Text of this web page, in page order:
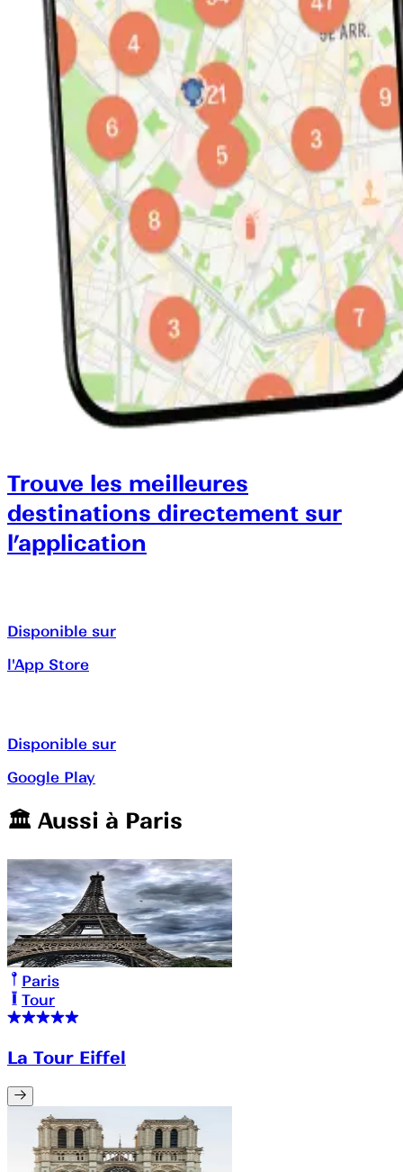
Trouve les meilleures
destinations directement sur
l’application
Disponible sur
l'App Store
Disponible sur
Google Play
🏛️️ Aussi à Paris
Paris
Tour
La Tour Eiffel